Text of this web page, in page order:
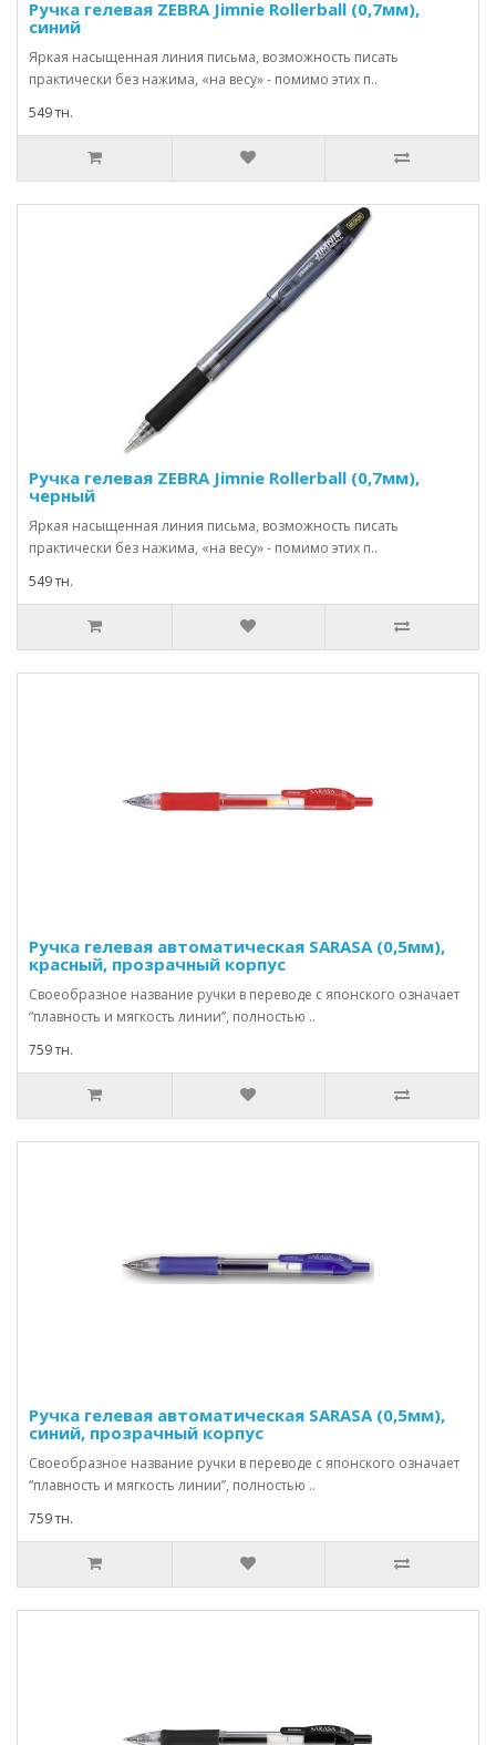
Ручка гелевая ZEBRA Jimnie Rollerball (0,7мм),
синий
Яркая насыщенная линия письма, возможность писать
практически без нажима, «на весу» - помимо этих п..
549 тн.
Ручка гелевая ZEBRA Jimnie Rollerball (0,7мм),
черный
Яркая насыщенная линия письма, возможность писать
практически без нажима, «на весу» - помимо этих п..
549 тн.
Ручка гелевая автоматическая SARASA (0,5мм),
красный, прозрачный корпус
Своеобразное название ручки в переводе с японского означает
“плавность и мягкость линии”, полностью ..
759 тн.
Ручка гелевая автоматическая SARASA (0,5мм),
синий, прозрачный корпус
Своеобразное название ручки в переводе с японского означает
“плавность и мягкость линии”, полностью ..
759 тн.